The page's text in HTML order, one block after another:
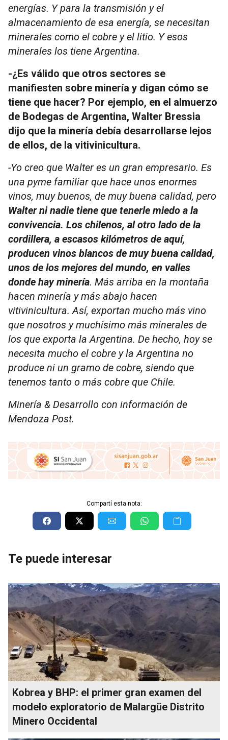
energías. Y para la transmisión y el
almacenamiento de esa energía, se necesitan
minerales como el cobre y el litio. Y esos
minerales los tiene Argentina.
-¿Es válido que otros sectores se
manifiesten sobre minería y digan cómo se
tiene que hacer? Por ejemplo, en el almuerzo
de Bodegas de Argentina, Walter Bressia
dijo que la minería debía desarrollarse lejos
de ellos, de la vitivinicultura.
-Yo creo que Walter es un gran empresario. Es
una pyme familiar que hace unos enormes
vinos, muy buenos, de muy buena calidad, pero
Walter ni nadie tiene que tenerle miedo a la
convivencia. Los chilenos, al otro lado de la
cordillera, a escasos kilómetros de aquí,
producen vinos blancos de muy buena calidad,
unos de los mejores del mundo, en valles
donde hay minería. Más arriba en la montaña
hacen minería y más abajo hacen
vitivinicultura. Así, exportan mucho más vino
que nosotros y muchísimo más minerales de
los que exporta la Argentina. De hecho, hoy se
necesita mucho el cobre y la Argentina no
produce ni un gramo de cobre, siendo que
tenemos tanto o más cobre que Chile.
Minería & Desarrollo con información de
Mendoza Post.
Compartí esta nota:
Te puede interesar
Kobrea y BHP: el primer gran examen del
modelo exploratorio de Malargüe Distrito
Minero Occidental